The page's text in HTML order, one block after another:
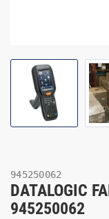
945250062
DATALOGIC
945250062